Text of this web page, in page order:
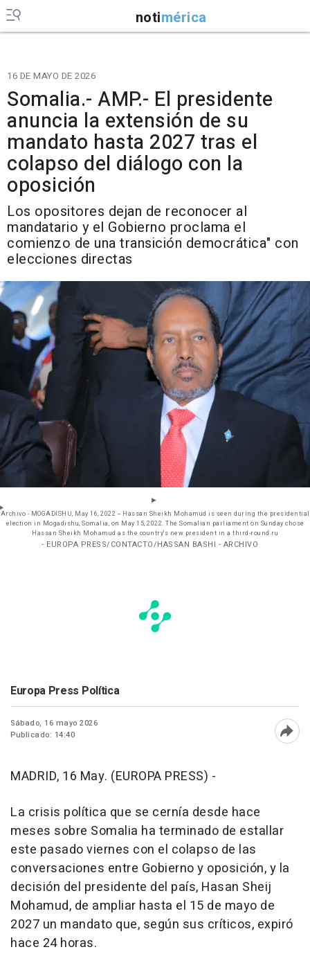
notimérica
16 DE MAYO DE 2026
Somalia.- AMP.- El presidente
anuncia la extensión de su
mandato hasta 2027 tras el
colapso del diálogo con la
oposición
Los opositores dejan de reconocer al
mandatario y el Gobierno proclama el
comienzo de una transición democrática" con
elecciones directas
Archivo - MOGADISHU, May 16, 2022 -- Hassan Sheikh Mohamud is seen during the presidential
election in Mogadishu, Somalia, on May 15, 2022. The Somalian parliament on Sunday chose
Hassan Sheikh Mohamud as the country's new president in a third-round ru
- EUROPA PRESS/CONTACTO/HASSAN BASHI - ARCHIVO
Europa Press Política
Sábado, 16 mayo 2026
Publicado: 14:40
MADRID, 16 May. (EUROPA PRESS) -
La crisis política que se cernía desde hace
meses sobre Somalia ha terminado de estallar
este pasado viernes con el colapso de las
conversaciones entre Gobierno y oposición, y la
decisión del presidente del país, Hasan Sheij
Mohamud, de ampliar hasta el 15 de mayo de
2027 un mandato que, según sus críticos, expiró
hace 24 horas.